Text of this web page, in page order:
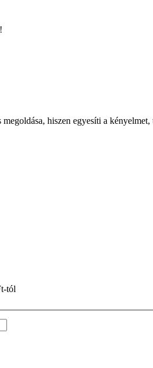
hiszen egyesíti a
tól